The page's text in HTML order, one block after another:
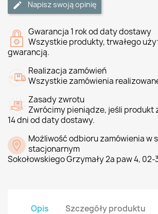
Napisz swoją opinię
Gwarancja 1 rok od daty dostawy
Wszystkie produkty, trwałego
gwarancją.
Realizacja zamówień
Wszystkie zamówienia
Zasady zwrotu
Zwrócimy pieniądze, jeśli produkt
14 dni od daty dostawy.
Możliwość odbioru zamówienia w
stacjonarnym
Sokołowskiego Grzymały 2a paw 4,
Opis
Szczegóły produktu